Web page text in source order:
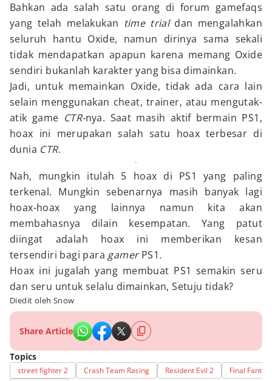
Bahkan ada salah satu orang di forum gamefaqs
yang telah melakukan time trialdan mengalahkan
seluruh hantu Oxide, namun dirinya sama sekali
tidak mendapatkan apapun karena memang Oxide
sendiri bukanlah karakter yang bisa dimainkan.
Jadi, untuk memainkan Oxide, tidak ada cara lain
selain menggunakan cheat, trainer, atau mengutak-
atik game CTR-nya. Saat masih aktif bermain PS1,
hoax ini merupakan salah satu hoax terbesar di
dunia CTR.
Nah, mungkin itulah 5 hoax di PS1 yang paling
terkenal. Mungkin sebenarnya masih banyak lagi
hoax-hoax yang lainnya namun kita akan
membahasnya dilain kesempatan. Yang patut
diingat adalah hoax ini memberikan kesan
tersendiri bagi para gamerPS1.
Hoax ini jugalah yang membuat PS1 semakin seru
dan seru untuk selalu dimainkan, Setuju tidak?
Diedit oleh Snow
Share Article
Topics
street fighter 2 Crash Team Racing Resident Evil 2
Final